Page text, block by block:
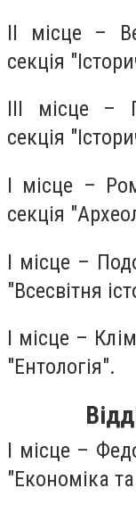
ІІ місце –
секція
ІІІ місце –
секція
І місце –
секція
І місце –
"Всесвітня
І місце –
"Ентологія".
І місце –
"Економіка